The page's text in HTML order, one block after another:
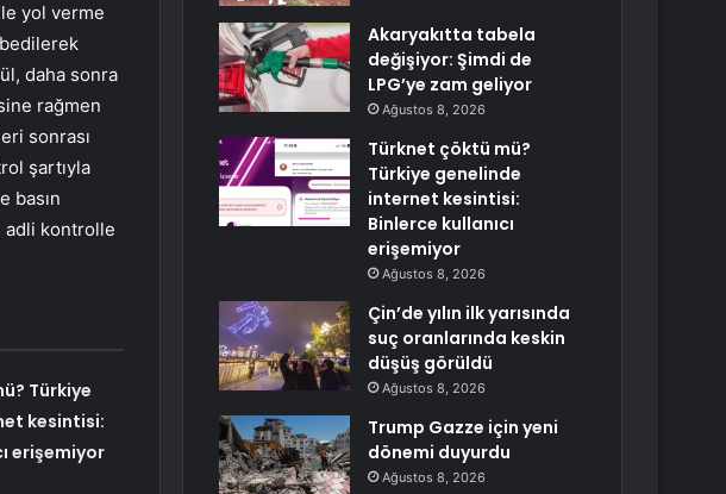
yol verme
daha sonra
rağmen
sonrası
şartıyla
basın
adli kontrolle
Türkiye
kesintisi:
erişemiyor
Akaryakıtta tabela
değişiyor: Şimdi de
LPG’ye zam geliyor
Ağustos 8, 2026
Türknet çöktü mü?
Türkiye genelinde
internet kesintisi:
Binlerce kullanıcı
erişemiyor
Ağustos 8, 2026
Çin’de yılın ilk yarısında
suç oranlarında keskin
düşüş görüldü
Ağustos 8, 2026
Trump Gazze için yeni
dönemi duyurdu
Ağustos 8, 2026